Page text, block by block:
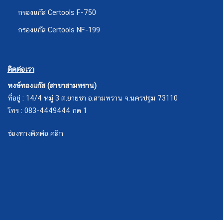
กรองแก๊ส Certools F-750
กรองแก๊ส Certools NF-199
ติดต่อเรา
หงษ์ทองแก๊ส (สาขาสามพราน)
ที่อยู่ : 14/4 หมู่ 3 ต.ยายชา อ.สามพราน จ.นครปฐม 73110
โทร : 083-4449444 กด 1
ช่องทางติดต่อ คลิก